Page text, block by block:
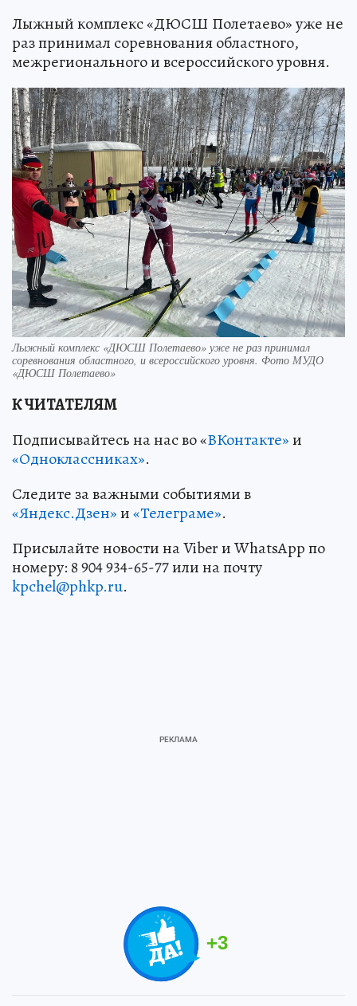
Лыжный комплекс «ДЮСШ Полетаево» уже не
раз принимал соревнования областного,
межрегионального и всероссийского уровня.
Лыжный комплекс «ДЮСШ Полетаево» уже не раз принимал
соревнования областного, и всероссийского уровня. Фото МУДО
«ДЮСШ Полетаево»
К ЧИТАТЕЛЯМ
Подписывайтесь на нас во «ВКонтакте»и
«Одноклассниках».
Следите за важными событиями в
«Яндекс.Дзен»и«Телеграме».
Присылайте новости на Viber и WhatsApp по
номеру: 8 904 934-65-77 или на почту
kpchel@phkp.ru.
+3